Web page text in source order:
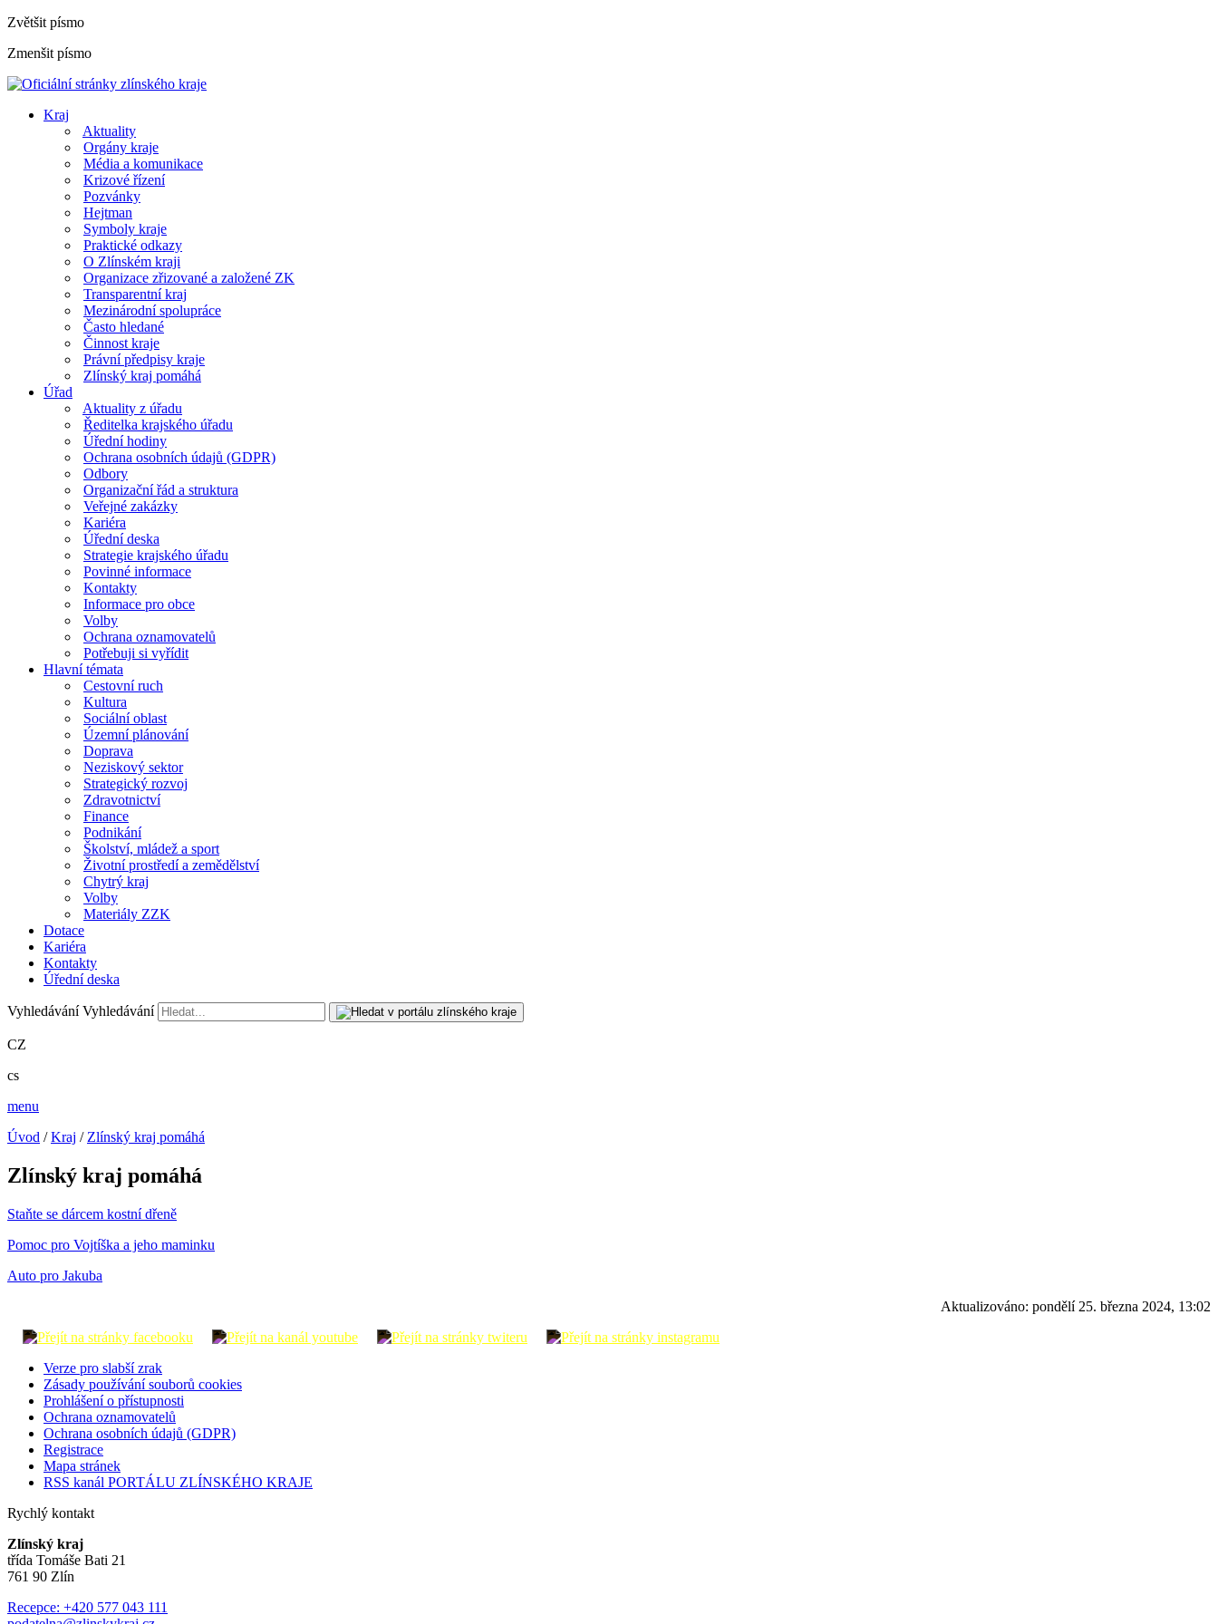
Zvětšit písmo
Zmenšit písmo
Kraj
Aktuality
Orgány kraje
Média a komunikace
Krizové řízení
Pozvánky
Hejtman
Symboly kraje
Praktické odkazy
O Zlínském kraji
Organizace zřizované a založené ZK
Transparentní kraj
Mezinárodní spolupráce
Často hledané
Činnost kraje
Právní předpisy kraje
Zlínský kraj pomáhá
Úřad
Aktuality z úřadu
Ředitelka krajského úřadu
Úřední hodiny
Ochrana osobních údajů (GDPR)
Odbory
Organizační řád a struktura
Veřejné zakázky
Kariéra
Úřední deska
Strategie krajského úřadu
Povinné informace
Kontakty
Informace pro obce
Volby
Ochrana oznamovatelů
Potřebuji si vyřídit
Hlavní témata
Cestovní ruch
Kultura
Sociální oblast
Územní plánování
Doprava
Neziskový sektor
Strategický rozvoj
Zdravotnictví
Finance
Podnikání
Školství, mládež a sport
Životní prostředí a zemědělství
Chytrý kraj
Volby
Materiály ZZK
Dotace
Kariéra
Kontakty
Úřední deska
Vyhledávání Vyhledávání
CZ
cs
menu
Úvod /Kraj / Zlínský kraj pomáhá
Zlínský kraj pomáhá
Staňte se dárcem kostní dřeně
Pomoc pro Vojtíška a jeho maminku
Auto pro Jakuba
Aktualizováno: pondělí 25. března 2024, 13:02
Verze pro slabší zrak
Zásady používání souborů cookies
Prohlášení o přístupnosti
Ochrana oznamovatelů
Ochrana osobních údajů (GDPR)
Registrace
Mapa stránek
RSS kanál PORTÁLU ZLÍNSKÉHO KRAJE
Rychlý kontakt
Zlínský kraj
třída Tomáše Bati 21
761 90 Zlín
Recepce: +420 577 043 111